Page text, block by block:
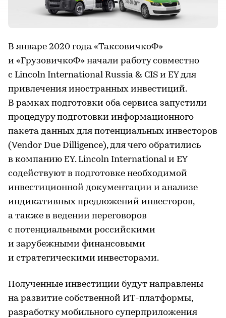
В январе 2020 года «ТаксовичкоФ»
и «ГрузовичкоФ» начали работу совместно
с Lincoln International Russia & CIS и EY для
привлечения иностранных инвестиций.
В рамках подготовки оба сервиса запустили
процедуру подготовки информационного
пакета данных для потенциальных инвесторов
(Vendor Due Dilligence), для чего обратились
в компанию EY. Lincoln International и EY
содействуют в подготовке необходимой
инвестиционной документации и анализе
индикативных предложений инвесторов,
а также в ведении переговоров
с потенциальными российскими
и зарубежными финансовыми
и стратегическими инвесторами.
Полученные инвестиции будут направлены
на развитие собственной ИТ-платформы,
разработку мобильного суперприложения